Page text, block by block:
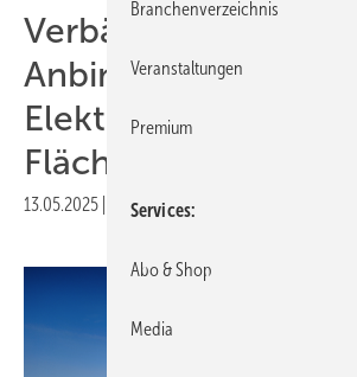
Verbände fordern
Anbindung von
Elektrolyseuren im
13.05.2025 Druckvorschau
Branchenverzeichnis
Veranstaltungen
Premium
Services
Abo & Shop
Media